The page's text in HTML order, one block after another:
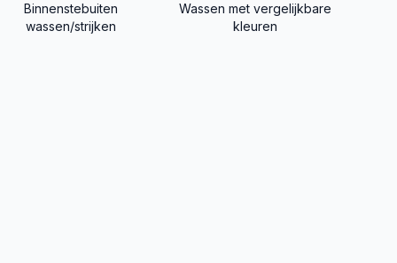
Binnenstebuiten
wassen/strijken
Wassen met vergelijkbare
kleuren